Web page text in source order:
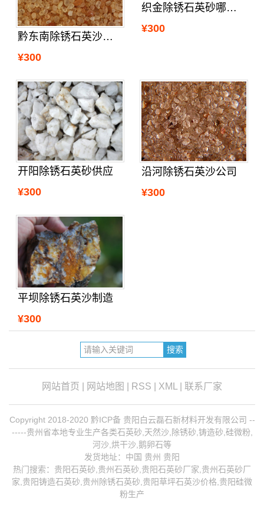
黔东南除锈石英沙便宜
¥300
织金除锈石英砂哪里买
¥300
开阳除锈石英砂供应
¥300
沿河除锈石英沙公司
¥300
平坝除锈石英沙制造
¥300
网站首页 网站地图 RSS XML 联系厂家
Copyright 2018-2020 黔ICP备 贵阳白云磊石新材料开发有限公司 --
-----贵州省本地专业生产各类石英砂,天然沙,除锈砂,铸造砂,硅微粉,
河沙,烘干沙,鹅卵石等
发货地址：中国 贵州 贵阳
热门搜索： 贵阳石英砂 ,贵州石英砂,贵阳石英砂厂家, 贵州石英砂厂
家 贵阳铸造石英砂 贵州除锈石英砂 ,贵阳草坪石英沙价格,贵阳硅微
粉生产